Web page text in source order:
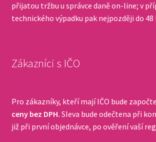
přijatou tržbu u správce daně on-line; v
technického výpadku pak nejpozději do 48
Zákazníci s IČO
Pro zákazníky, kteří mají IČO bude
ceny bez DPH. Sleva bude odečtena při
již při první objednávce, po ověření vaší